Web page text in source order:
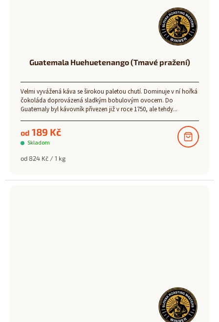
Guatemala Huehuetenango (Tmavé pražení)
Skladom
od 189 Kč
Měrná
od 824 Kč / 1 kg
Velmi vyvážená káva se širokou paletou chutí. Dominuje v ní hořká
čokoláda doprovázená sladkým bobulovým ovocem. Do
Guatemaly byl kávovník přivezen již v roce 1750, ale tehdy...